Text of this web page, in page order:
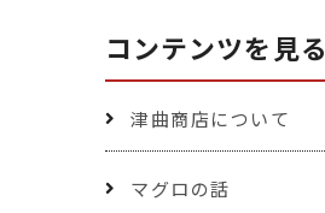
コンテンツを見る
津曲商店について
マグロの話